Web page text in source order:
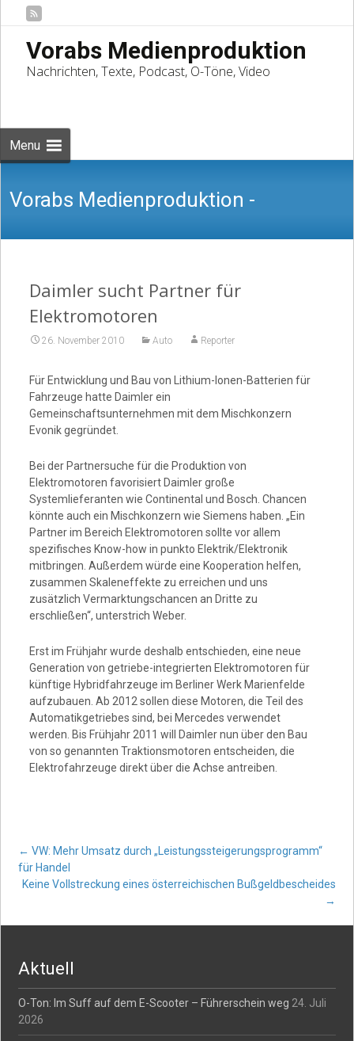
Vorabs Medienproduktion
Nachrichten, Texte, Podcast, O-Töne, Video
Menu
Vorabs Medienproduktion -
Nachrichten, Texte, Podcast, O-Töne,
Daimler sucht Partner für
Elektromotoren
26. November 2010 Auto Reporter
Für Entwicklung und Bau von Lithium-Ionen-Batterien für
Fahrzeuge hatte Daimler ein
Gemeinschaftsunternehmen mit dem Mischkonzern
Evonik gegründet.
Bei der Partnersuche für die Produktion von
Elektromotoren favorisiert Daimler große
Systemlieferanten wie Continental und Bosch. Chancen
könnte auch ein Mischkonzern wie Siemens haben. „Ein
Partner im Bereich Elektromotoren sollte vor allem
spezifisches Know-how in punkto Elektrik/Elektronik
mitbringen. Außerdem würde eine Kooperation helfen,
zusammen Skaleneffekte zu erreichen und uns
zusätzlich Vermarktungschancen an Dritte zu
erschließen“, unterstrich Weber.
Erst im Frühjahr wurde deshalb entschieden, eine neue
Generation von getriebe-integrierten Elektromotoren für
künftige Hybridfahrzeuge im Berliner Werk Marienfelde
aufzubauen. Ab 2012 sollen diese Motoren, die Teil des
Automatikgetriebes sind, bei Mercedes verwendet
werden. Bis Frühjahr 2011 will Daimler nun über den Bau
von so genannten Traktionsmotoren entscheiden, die
Elektrofahrzeuge direkt über die Achse antreiben.
Post
navigation
← VW: Mehr Umsatz durch „Leistungssteigerungsprogramm“
für Handel
Keine Vollstreckung eines österreichischen Bußgeldbescheides
→
Aktuell
O-Ton: Im Suff auf dem E-Scooter – Führerschein weg 24. Juli
2026